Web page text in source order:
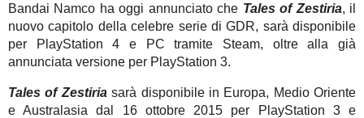
Bandai Namco ha oggi annunciato che Tales of Zestiria, il
nuovo capitolo della celebre serie di GDR, sarà disponibile
per PlayStation 4 e PC tramite Steam, oltre alla già
annunciata versione per PlayStation 3.
Tales of Zestiriasarà disponibile in Europa, Medio Oriente
e Australasia dal 16 ottobre 2015 per PlayStation 3 e